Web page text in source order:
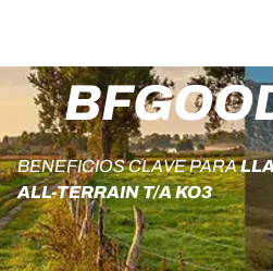
BENEFICIOS CLAVE PARA
ALL-TERRAIN T/A KO3